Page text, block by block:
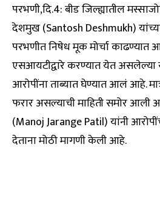
परभणी,दि.4: बीड जिल्ह्यातील
देशमुख (Santosh Deshmukh) यांच्या
परभणीत निषेध मूक मोर्चा
एसआयटीद्वारे करण्यात येत असलेल्या
आरोपींना ताब्यात घेण्यात आलं आहे.
फरार असल्याची माहिती समोर आली
(Manoj Jarange Patil) यांनी
देताना मोठी मागणी केली आहे.